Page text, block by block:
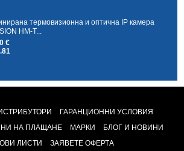
термовизионна и оптична IP камера
HM-T...
€
ГАРАНЦИОННИ УСЛОВИЯ
НА ПЛАЩАНЕ МАРКИ
БЛОГ И НОВИНИ
ЛИСТИ
ЗАЯВЕТЕ ОФЕРТА